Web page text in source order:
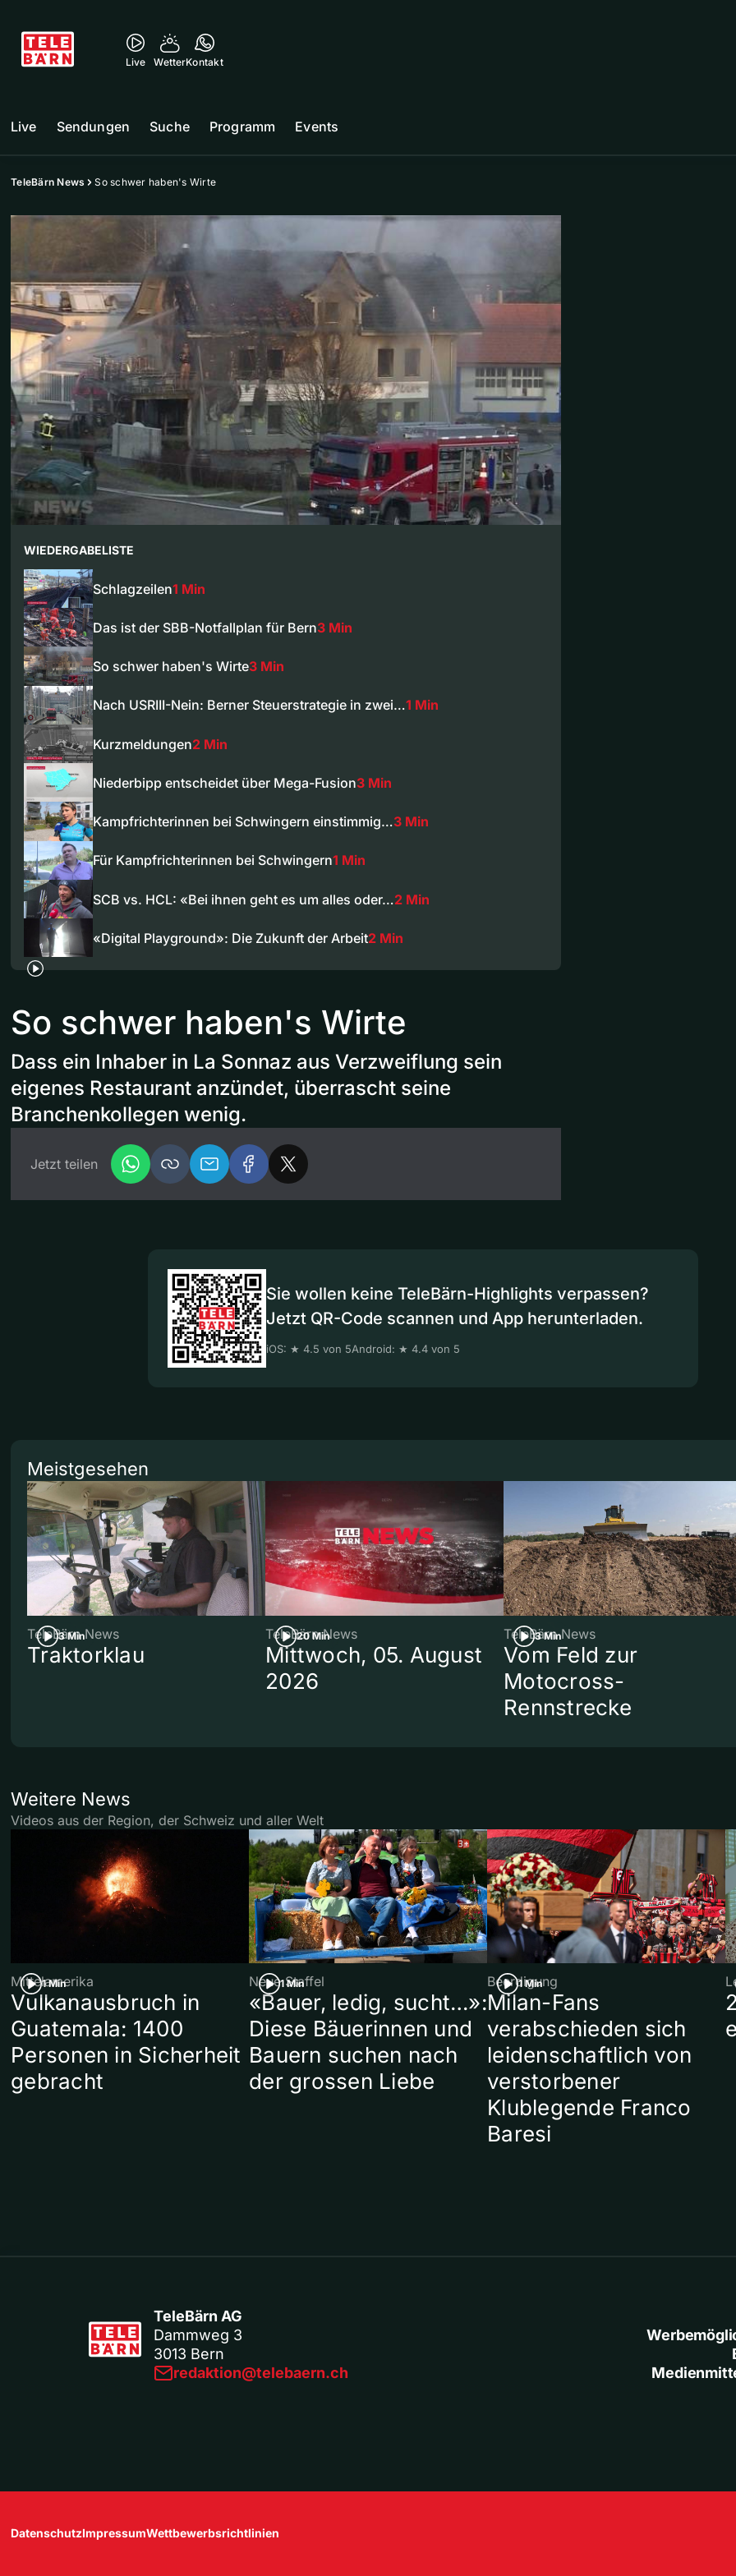
Live WetterKontakt
Live Sendungen Suche Programm Events
TeleBärn News So schwer haben's Wirte
WIEDERGABELISTE
Schlagzeilen1 Min
Das ist der SBB-Notfallplan für Bern3 Min
So schwer haben's Wirte3 Min
Nach USRIII-Nein: Berner Steuerstrategie in zwei…1 Min
Kurzmeldungen2 Min
Niederbipp entscheidet über Mega-Fusion3 Min
Kampfrichterinnen bei Schwingern einstimmig…3 Min
Für Kampfrichterinnen bei Schwingern1 Min
SCB vs. HCL: «Bei ihnen geht es um alles oder…2 Min
«Digital Playground»: Die Zukunft der Arbeit2 Min
So schwer haben's Wirte
Dass ein Inhaber in La Sonnaz aus Verzweiflung sein
eigenes Restaurant anzündet, überrascht seine
Branchenkollegen wenig.
Jetzt teilen
Sie wollen keine TeleBärn-Highlights verpassen?
Jetzt QR-Code scannen und App herunterladen.
iOS: ★ 4.5 von 5Android: ★ 4.4 von 5
Meistgesehen
3 Min
TeleBärn News
Traktorklau
20 Min
TeleBärn News
Mittwoch, 05. August
2026
3 Min
TeleBärn News
Vom Feld zur
Motocross-
Rennstrecke
Weitere News
Videos aus der Region, der Schweiz und aller Welt
1 Min
Mittelamerika
Vulkanausbruch in
Guatemala: 1400
Personen in Sicherheit
gebracht
1 Min
Neue Staffel
«Bauer, ledig, sucht…»:
Diese Bäuerinnen und
Bauern suchen nach
der grossen Liebe
1 Min
Beerdigung
Milan-Fans
verabschieden sich
leidenschaftlich von
verstorbener
Klublegende Franco
Baresi
TeleBärn AG
Dammweg 3
3013 Bern
redaktion@telebaern.ch
DatenschutzImpressumWettbewerbsrichtlinien